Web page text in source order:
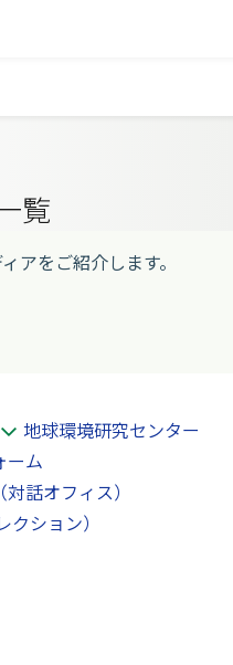
覧
アをご紹介します。
地球環境研究センター
ーム
話オフィス）
ション）